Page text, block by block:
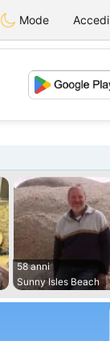
Mode Accedi
58 anni
Sunny Isles Beach